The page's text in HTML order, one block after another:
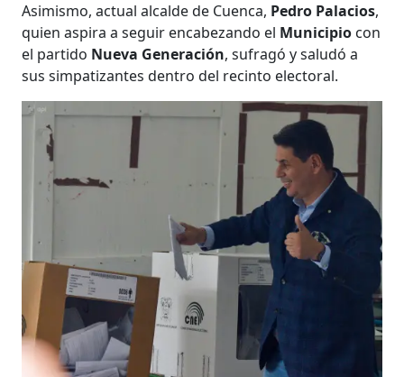
Asimismo, actual alcalde de Cuenca, Pedro Palacios,
quien aspira a seguir encabezando el Municipio con
el partido Nueva Generación, sufragó y saludó a
sus simpatizantes dentro del recinto electoral.